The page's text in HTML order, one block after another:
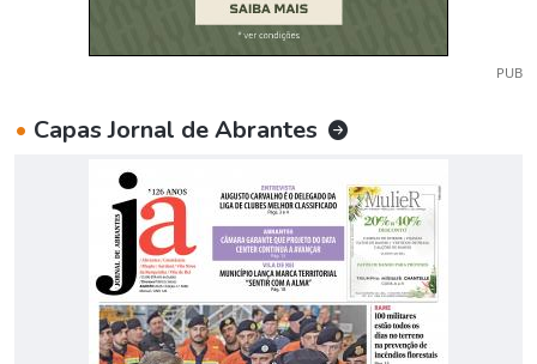
PUB
• Capas Jornal de Abrantes